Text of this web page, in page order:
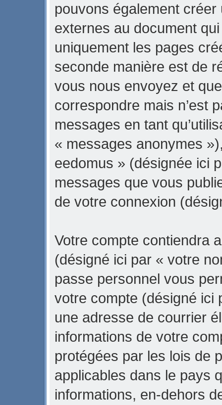
pouvons également
externes au document
uniquement les pages
seconde manière est de
vous nous envoyez et
correspondre mais n’est
messages en tant
« messages anonymes
eedomus » (désignée ici
messages que vous
de votre connexion
Votre compte contiendra
(désigné ici par « votre
passe personnel vous
votre compte (désigné ici
une adresse de courrier
informations de votre
protégées par les lois de
applicables dans le pays
informations, en-dehors